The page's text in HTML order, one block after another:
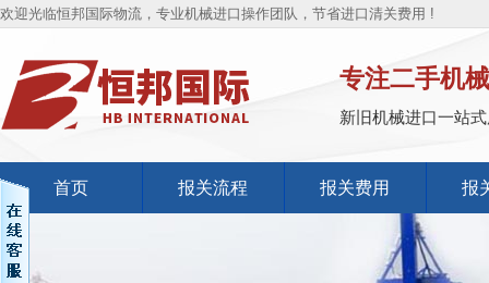
欢迎光临恒邦国际物流，专业机械进口操作团队，节省进口清关费用 !
专注二手机
新旧机械进口一站
首页 报关流程 报关费用 报